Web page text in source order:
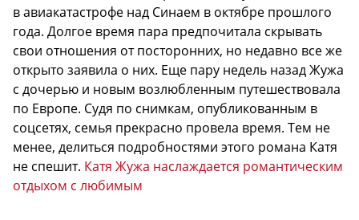
в авиакатастрофе над Синаем в октябре прошлого
года. Долгое время пара предпочитала скрывать
свои отношения от посторонних, но недавно все же
открыто заявила о них. Еще пару недель назад Жужа
с дочерью и новым возлюбленным путешествовала
по Европе. Судя по снимкам, опубликованным в
соцсетях, семья прекрасно провела время. Тем не
менее, делиться подробностями этого романа Катя
не спешит. Катя Жужа наслаждается романтическим
отдыхом с любимым